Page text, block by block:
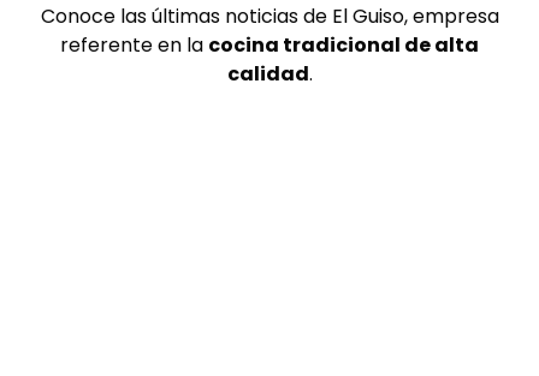
Conoce las últimas noticias de El Guiso, empresa
referente en la cocina tradicional de alta
calidad.